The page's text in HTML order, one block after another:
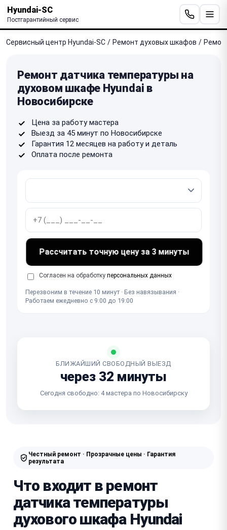
Hyundai-SC
Постгарантийный сервис
Сервисный центр Hyundai-SC / Ремонт духовых шкафов /
Ремонт датчика температуры на
духовом шкафе Hyundai в
Новосибирске
Цена за работу мастера
Выезд за 45 минут по Новосибирске
Гарантия 12 месяцев на работу и деталь
Оплата после ремонта
Рассчитать точную цену за 3 минуты
Согласен на обработку персональных данных
Перезвоним в течение 10 минут · Без навязывания ·
Работаем ежедневно с 9:00 до 19:00
БЛИЖАЙШИЙ СВОБОДНЫЙ ВЫЕЗД
через 32 минуты
Сегодня свободно: 4 мастера по Новосибирску
Честный ремонт · Прозрачные цены · Гарантия
результата
Что входит в ремонт
датчика температуры
духового шкафа Hyundai